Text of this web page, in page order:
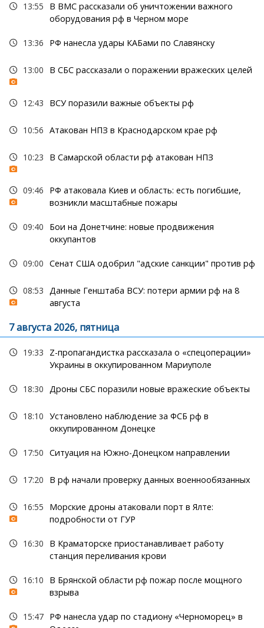
13:55
В ВМС рассказали об уничтожении важного
оборудования рф в Черном море
13:36 РФ нанесла удары КАБами по Славянску
13:00 В СБС рассказали о поражении вражеских целей
12:43 ВСУ поразили важные объекты рф
10:56 Атакован НПЗ в Краснодарском крае рф
10:23 В Самарской области рф атакован НПЗ
09:46
РФ атаковала Киев и область: есть погибшие,
возникли масштабные пожары
09:40
Бои на Донетчине: новые продвижения
оккупантов
09:00 Сенат США одобрил "адские санкции" против рф
08:53 Данные Генштаба ВСУ: потери армии рф на 8
августа
7 августа 2026, пятница
19:33
Z-пропагандистка рассказала о «спецоперации»
Украины в оккупированном Мариуполе
18:30 Дроны СБС поразили новые вражеские объекты
18:10 Установлено наблюдение за ФСБ рф в
оккупированном Донецке
17:50 Ситуация на Южно-Донецком направлении
17:20 В рф начали проверку данных военнообязанных
16:55
Морские дроны атаковали порт в Ялте:
подробности от ГУР
16:30
В Краматорске приостанавливает работу
станция переливания крови
16:10
В Брянской области рф пожар после мощного
взрыва
15:47 РФ нанесла удар по стадиону «Черноморец» в